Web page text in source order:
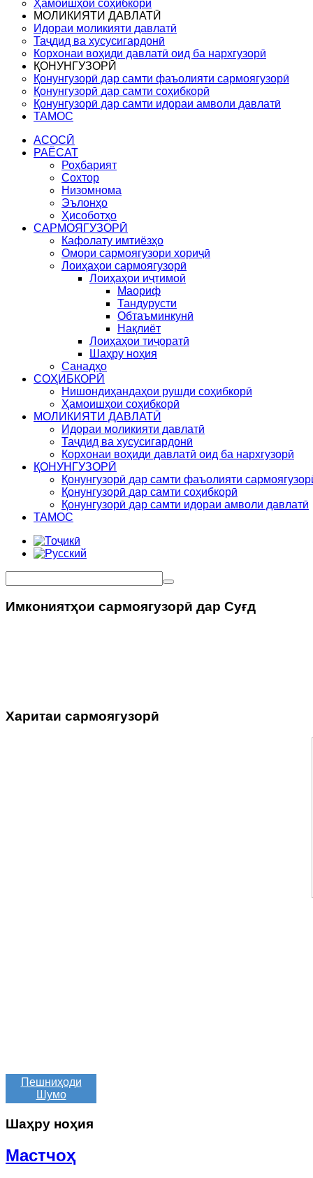
Ҳамоишҳои соҳибкорӣ
МОЛИКИЯТИ ДАВЛАТӢ
Идораи моликияти давлатӣ
Таҷдид ва хусусигардонӣ
Корхонаи воҳиди давлатӣ оид ба нархгузорӣ
ҚОНУНГУЗОРӢ
Қонунгузорӣ дар самти фаъолияти сармоягузорӣ
Қонунгузорӣ дар самти соҳибкорӣ
Қонунгузорӣ дар самти идораи амволи давлатӣ
ТАМОС
АСОСӢ
РАЁСАТ
Роҳбарият
Сохтор
Низомнома
Эълонҳо
Ҳисоботҳо
САРМОЯГУЗОРӢ
Кафолату имтиёзҳо
Омори сармоягузори хориҷӣ
Лоиҳаҳои сармоягузорӣ
Лоиҳаҳои иҷтимоӣ
Маориф
Тандурусти
Обтаъминкунӣ
Нақлиёт
Лоиҳаҳои тиҷоратӣ
Шаҳру ноҳия
Санадҳо
СОҲИБКОРӢ
Нишондиҳандаҳои рушди соҳибкорӣ
Ҳамоишҳои соҳибкорӣ
МОЛИКИЯТИ ДАВЛАТӢ
Идораи моликияти давлатӣ
Таҷдид ва хусусигардонӣ
Корхонаи воҳиди давлатӣ оид ба нархгузорӣ
ҚОНУНГУЗОРӢ
Қонунгузорӣ дар самти фаъолияти
Қонунгузорӣ дар самти соҳибкорӣ
Қонунгузорӣ дар самти идораи амволи давлатӣ
ТАМОС
Имкониятҳои сармоягузорӣ дар Суғд
Харитаи сармоягузорӣ
Пешниҳоди
Шумо
Шаҳру ноҳия
Мастчоҳ